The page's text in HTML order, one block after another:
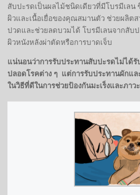
สับปะรดเป็นผลไม้ชนิดเดียวที่มีโบรมีเลน
ผิวและเนื้อเยื่อของคุณสมานตัว ช่วยผลิต
ปวดและช่วยลดบวมได้ โบรมีเลนจากสับ
ผิวหนังหลังผ่าตัดหรือการบาดเจ็บ
แน่นอนว่าการรับประทานสับปะรดไม่ได้รั
ปลอดโรคต่าง ๆ แต่การรับประทานผักแ
ในวิธีที่ดีในการช่วยป้องกันมะเร็งและภา